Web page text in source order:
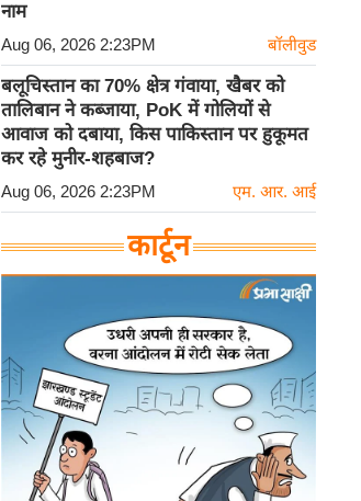
नाम
Aug 06, 2026 2:23PM बॉलीवुड
बलूचिस्तान का 70% क्षेत्र गंवाया, खैबर को
तालिबान ने कब्जाया, PoK में गोलियों से
आवाज को दबाया, किस पाकिस्तान पर हुकूमत
कर रहे मुनीर-शहबाज?
Aug 06, 2026 2:23PM एम. आर. आई
कार्टून